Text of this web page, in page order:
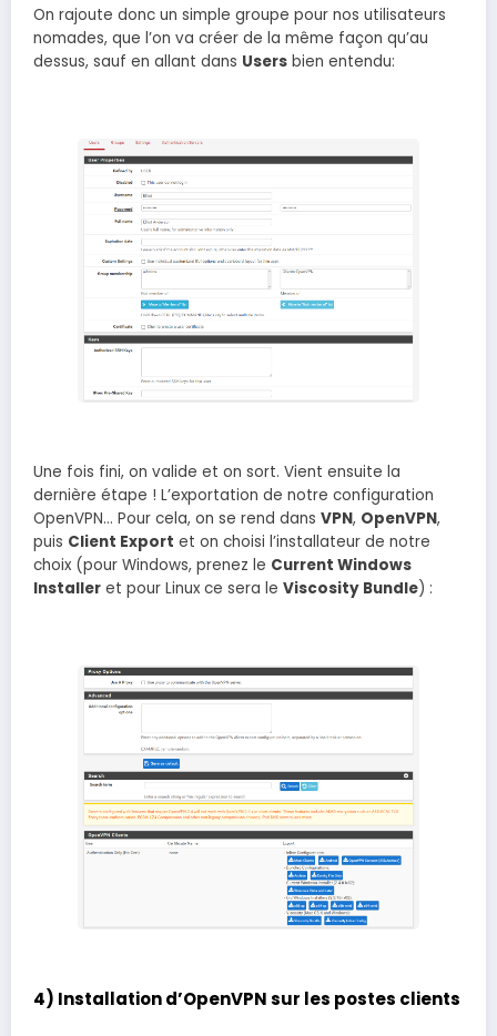
On rajoute donc un simple groupe pour nos utilisateurs
nomades, que l’on va créer de la même façon qu’au
dessus, sauf en allant dans Users bien entendu:
Une fois fini, on valide et on sort. Vient ensuite la
dernière étape ! L’exportation de notre configuration
OpenVPN… Pour cela, on se rend dans VPN, OpenVPN,
puis Client Export et on choisi l’installateur de notre
choix (pour Windows, prenez le Current Windows
Installer et pour Linux ce sera le Viscosity Bundle) :
4) Installation d’OpenVPN sur les postes clients